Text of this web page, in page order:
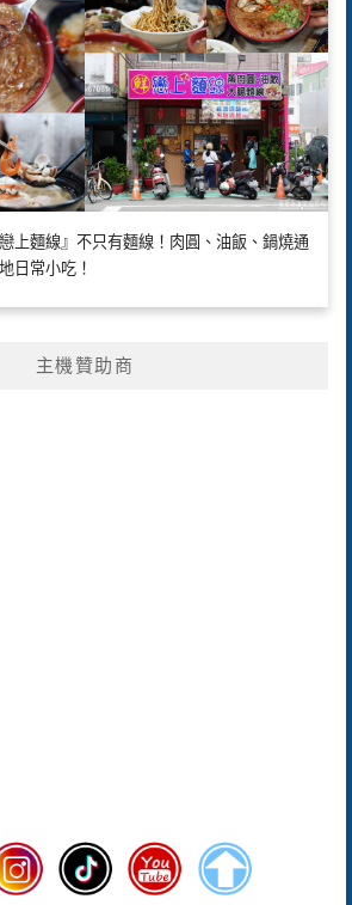
上麵線』不只有麵線！肉圓、油飯、鍋燒通
日常小吃！
主機贊助商